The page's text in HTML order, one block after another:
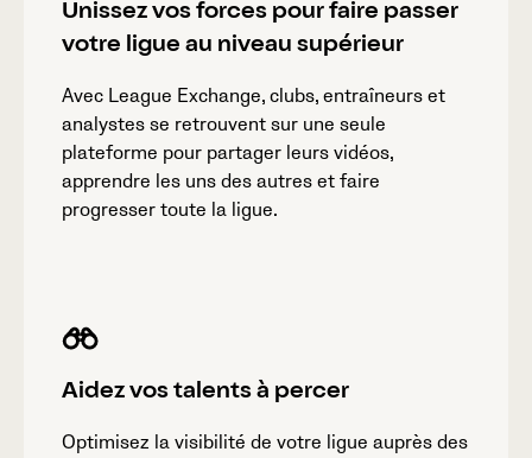
Unissez vos forces pour faire passer
votre ligue au niveau supérieur
Avec League Exchange, clubs, entraîneurs et
analystes se retrouvent sur une seule
plateforme pour partager leurs vidéos,
apprendre les uns des autres et faire
progresser toute la ligue.
Aidez vos talents à percer
Optimisez la visibilité de votre ligue auprès des